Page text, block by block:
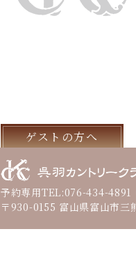
ゲストの方へ
予約専用TEL:076-434-4891
〒930-0155 富山県富山市三